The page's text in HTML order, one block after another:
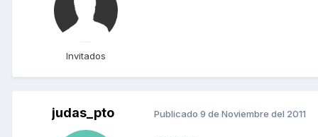
Invitados
judas_pto Publicado 9 de Noviembre del 2011